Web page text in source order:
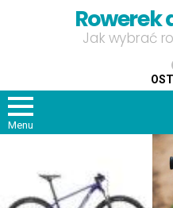
Rowerek
Jak wybrać
Menu